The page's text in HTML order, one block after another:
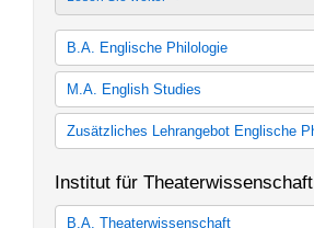
B.A. Englische Philologie
Kernfach Englische Philologie (StO
Kernfach Englische Philologie (StO
60 LP Englische Philologie (StO und
60 LP Englische Philologie (StO
30 LP Englische Philologie (StO und
M.A. English Studies
English Studies
M.A. English Studies
Zusätzliches Lehrangebot Englische
Institut für
B.A. Theaterwissenschaft